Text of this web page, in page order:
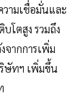
ามเชื่อมั่นและ
บโตสูง รวมถึง
ากการเพิ่ม
ษัทฯ เพิ่มขึ้น